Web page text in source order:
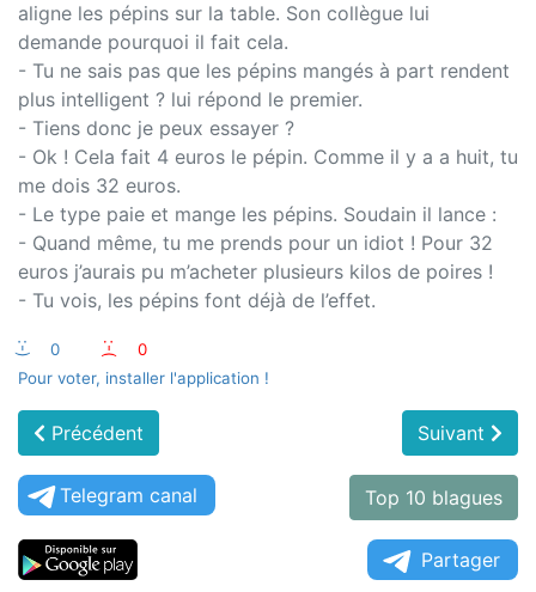
aligne les pépins sur la table. Son collègue lui
demande pourquoi il fait cela.
- Tu ne sais pas que les pépins mangés à part rendent
plus intelligent ? lui répond le premier.
- Tiens donc je peux essayer ?
- Ok ! Cela fait 4 euros le pépin. Comme il y a a huit, tu
me dois 32 euros.
- Le type paie et mange les pépins. Soudain il lance :
- Quand même, tu me prends pour un idiot ! Pour 32
euros j’aurais pu m’acheter plusieurs kilos de poires !
- Tu vois, les pépins font déjà de l’effet.
:-) 0 :-(
0
Pour voter, installer l'application !
Précédent Suivant
Telegram canal Top 10 blagues
Partager